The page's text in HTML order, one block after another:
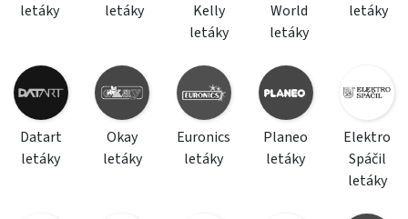
letáky
letáky
Kelly
letáky
World
letáky
letáky
Datart
letáky
Okay
letáky
Euronics
letáky
Planeo
letáky
Elektro
Spáčil
letáky